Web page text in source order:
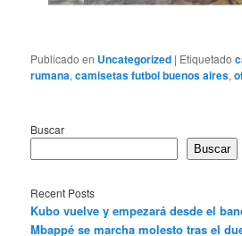
Publicado en Uncategorized | Etiquetado
rumana,camisetas futbol buenos aires,
Buscar
Buscar
Recent Posts
Kubo vuelve y empezará desde el
Mbappé se marcha molesto tras el